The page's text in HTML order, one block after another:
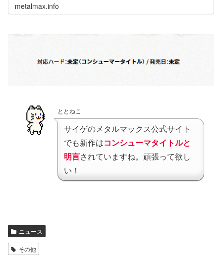
metalmax.info
ととねこ
サイゲのメタルマックス公式サイト
でも新作はコンシューマタイトルと
明言されていますね。頑張って欲し
い！
ニュース
その他